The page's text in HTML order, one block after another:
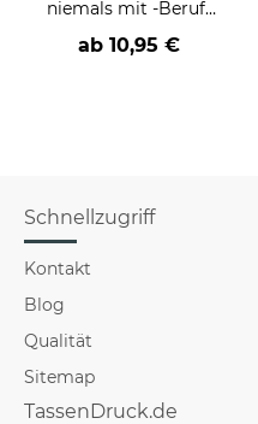
niemals mit -Beruf-
an
ab 10,95 €
Schnellzugriff
Kontakt
Blog
Qualität
Sitemap
TassenDruck.de